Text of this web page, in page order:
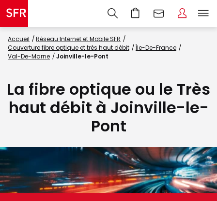
Accueil
Réseau Internet et Mobile SFR
Couverture fibre optique et très haut débit
Île-De-France
Val-De-Marne
Joinville-le-Pont
La fibre optique ou le Très
haut débit à Joinville-le-
Pont